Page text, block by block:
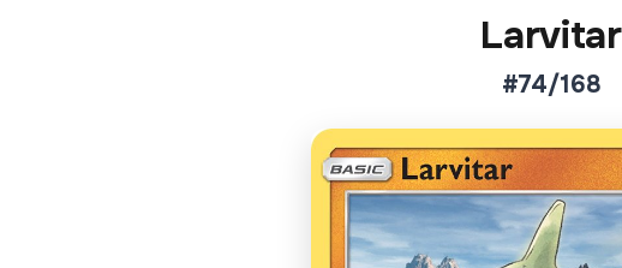
Larvitar
#74/168